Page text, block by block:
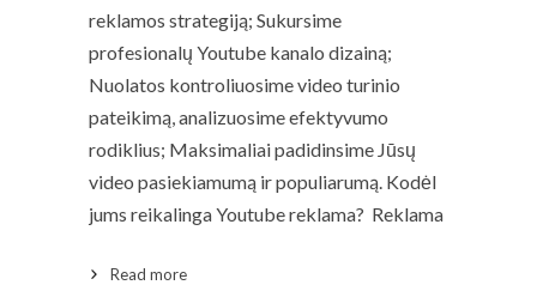
reklamos strategiją; Sukursime
profesionalų Youtube kanalo dizainą;
Nuolatos kontroliuosime video turinio
pateikimą, analizuosime efektyvumo
rodiklius; Maksimaliai padidinsime Jūsų
video pasiekiamumą ir populiarumą. Kodėl
jums reikalinga Youtube reklama? Reklama
Read more